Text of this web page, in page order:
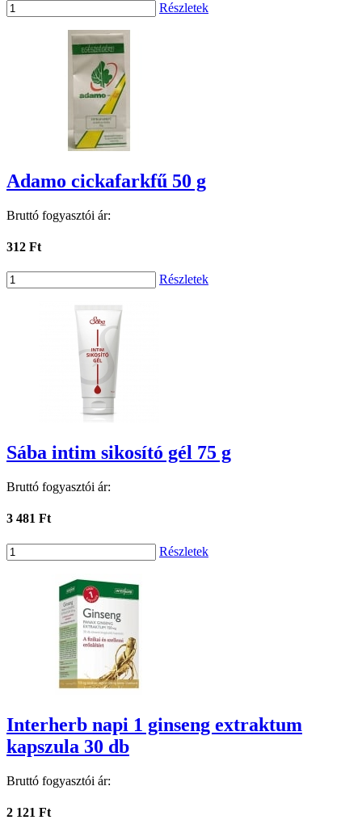
Részletek
Adamo cickafarkfű 50 g
Bruttó fogyasztói ár:
312 Ft
Részletek
Sába intim sikosító gél 75 g
Bruttó fogyasztói ár:
3 481 Ft
Részletek
Interherb napi 1 ginseng extraktum
kapszula 30 db
Bruttó fogyasztói ár:
2 121 Ft